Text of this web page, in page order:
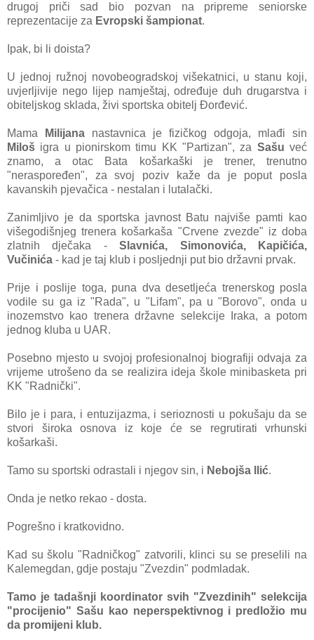
drugoj priči sad bio pozvan na pripreme seniorske
reprezentacije za Evropski šampionat.
Ipak, bi li doista?
U jednoj ružnoj novobeogradskoj višekatnici, u stanu koji,
uvjerljivije nego lijep namještaj, određuje duh drugarstva i
obiteljskog sklada, živi sportska obitelj Đorđević.
Mama Milijana nastavnica je fizičkog odgoja, mlađi sin
Miloš igra u pionirskom timu KK "Partizan", za Sašu već
znamo, a otac Bata košarkaški je trener, trenutno
"neraspoređen", za svoj poziv kaže da je poput posla
kavanskih pjevačica - nestalan i lutalački.
Zanimljivo je da sportska javnost Batu najviše pamti kao
višegodišnjeg trenera košarkaša "Crvene zvezde" iz doba
zlatnih dječaka -Slavnića, Simonovića, Kapičića,
Vučinića - kad je taj klub i posljednji put bio državni prvak.
Prije i poslije toga, puna dva desetljeća trenerskog posla
vodile su ga iz "Rada", u "Lifam", pa u "Borovo", onda u
inozemstvo kao trenera državne selekcije Iraka, a potom
jednog kluba u UAR.
Posebno mjesto u svojoj profesionalnoj biografiji odvaja za
vrijeme utrošeno da se realizira ideja škole minibasketa pri
KK "Radnički".
Bilo je i para, i entuzijazma, i serioznosti u pokušaju da se
stvori široka osnova iz koje će se regrutirati vrhunski
košarkaši.
Tamo su sportski odrastali i njegov sin, i Nebojša llić.
Onda je netko rekao - dosta.
Pogrešno i kratkovidno.
Kad su školu "Radničkog" zatvorili, klinci su se preselili na
Kalemegdan, gdje postaju "Zvezdin" podmladak.
Tamo je tadašnji koordinator svih "Zvezdinih" selekcija
"procijenio" Sašu kao neperspektivnog i predložio mu
da promijeni klub.